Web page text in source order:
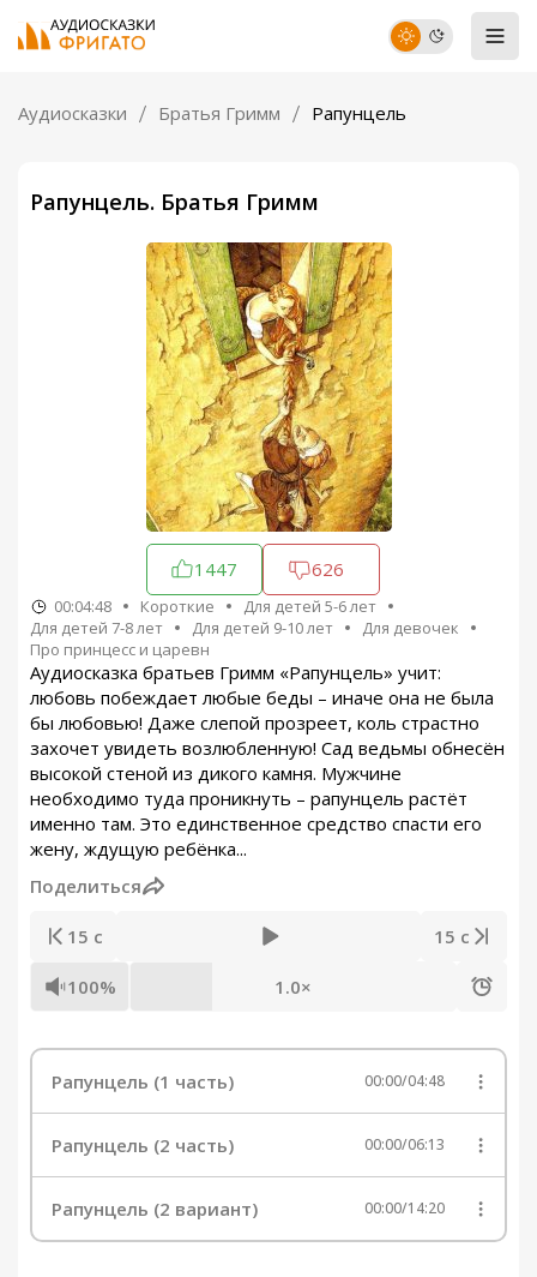
Аудиосказки Братья Гримм Рапунцель
Рапунцель. Братья Гримм
1447 626
00:04:48 Короткие
Для детей 5-6 лет
Для детей 7-8 лет
Для детей 9-10 лет
Для девочек
Про принцесс и царевн
Аудиосказка братьев Гримм «Рапунцель» учит:
любовь побеждает любые беды – иначе она не была
бы любовью! Даже слепой прозреет, коль страстно
захочет увидеть возлюбленную! Сад ведьмы обнесён
высокой стеной из дикого камня. Мужчине
необходимо туда проникнуть – рапунцель растёт
именно там. Это единственное средство спасти его
жену, ждущую ребёнка...
Поделиться
15 с 15 с
100% 1.0×
Рапунцель (1 часть) 00:00/04:48
Рапунцель (2 часть) 00:00/06:13
Рапунцель (2 вариант) 00:00/14:20